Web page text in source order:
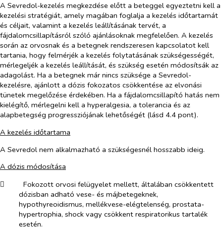
A Sevredol-kezelés megkezdése előtt a beteggel egyeztetni kell a
kezelési stratégiát, amely magában foglalja a kezelés időtartamát
és céljait, valamint a kezelés leállításának tervét, a
fájdalomcsillapításról szóló ajánlásoknak megfelelően. A kezelés
során az orvosnak és a betegnek rendszeresen kapcsolatot kell
tartania, hogy felmérjék a kezelés folytatásának szükségességét,
mérlegeljék a kezelés leállítását, és szükség esetén módosítsák az
adagolást. Ha a betegnek már nincs szüksége a Sevredol-
kezelésre, ajánlott a dózis fokozatos csökkentése az elvonási
tünetek megelőzése érdekében. Ha a fájdalomcsillapító hatás nem
kielégítő, mérlegelni kell a hyperalgesia, a tolerancia és az
alapbetegség progressziójának lehetőségét (lásd 4.4 pont).
A kezelés időtartama
A Sevredol nem alkalmazható a szükségesnél hosszabb ideig.
A dózis módosítása
​
Fokozott orvosi felügyelet mellett, általában csökkentett
dózisban adható vese- és májbetegeknek,
hypothyreoidismus, mellékvese-elégtelenség, prostata-
hypertrophia, shock vagy csökkent respiratorikus tartalék
esetén.